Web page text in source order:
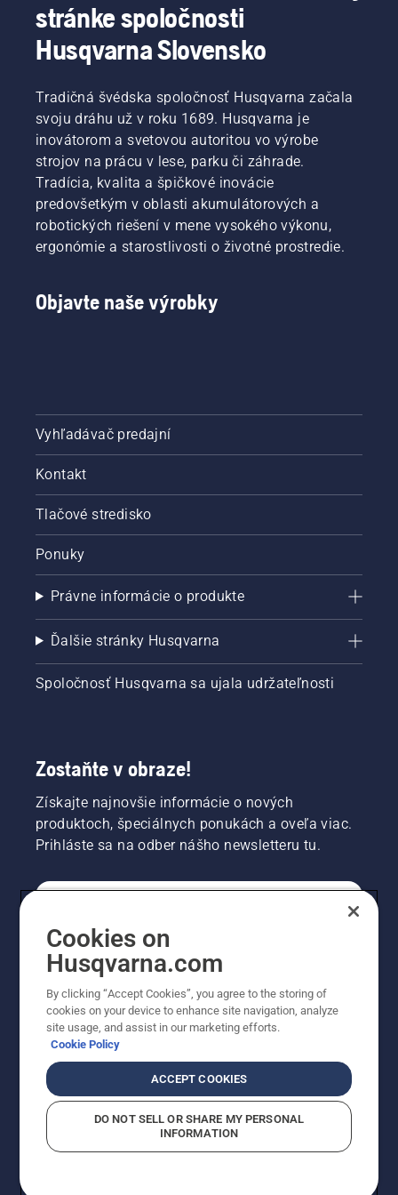
píly.
príručke
zhrnuli
tipov,
ako
pripraviť
vašu pílu
na
špičkový
výkon.
40 cm3,
Husqvarna
Mark III
a
Husqvarna
T540
XP®
Mark III.
stránke spoločnosti
Husqvarna Slovensko
Tradičná švédska spoločnosť Husqvarna začala
svoju dráhu už v roku 1689. Husqvarna je
inovátorom a svetovou autoritou vo výrobe
strojov na prácu v lese, parku či záhrade.
Tradícia, kvalita a špičkové inovácie
predovšetkým v oblasti akumulátorových a
robotických riešení v mene vysokého výkonu,
ergonómie a starostlivosti o životné prostredie.
Objavte naše výrobky
Vyhľadávač predajní
Kontakt
Tlačové stredisko
Ponuky
Právne informácie o produkte
Ďalšie stránky Husqvarna
Spoločnosť Husqvarna sa ujala udržateľnosti
Zostaňte v obraze!
Získajte najnovšie informácie o nových
produktoch, špeciálnych ponukách a oveľa viac.
Prihláste sa na odber nášho newsletteru tu.
PROFESIONÁLNE
Cookies on
Husqvarna.com
By clicking “Accept Cookies”, you agree to the storing of
cookies on your device to enhance site navigation, analyze
site usage, and assist in our marketing efforts.
Cookie Policy
ACCEPT COOKIES
DO NOT SELL OR SHARE MY PERSONAL
INFORMATION